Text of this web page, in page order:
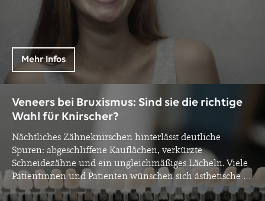
Mehr Infos
Veneers bei Bruxismus: Sind sie die richtige
Wahl für Knirscher?
Nächtliches Zähneknirschen hinterlässt deutliche
Spuren: abgeschliffene Kauflächen, verkürzte
Schneidezähne und ein ungleichmäßiges Lächeln. Viele
Patientinnen und Patienten wünschen sich ästhetische …